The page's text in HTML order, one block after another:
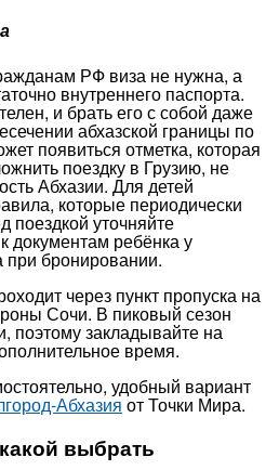
РФ виза не нужна, а
внутреннего паспорта.
и брать его с собой даже
абхазской границы по
появиться отметка, которая
поездку в Грузию, не
Абхазии. Для детей
которые периодически
поездкой уточняйте
документам ребёнка у
при бронировании.
через пункт пропуска на
Сочи. В пиковый сезон
поэтому закладывайте на
время.
удобный вариант
Абхазия от Точки Мира.
выбрать